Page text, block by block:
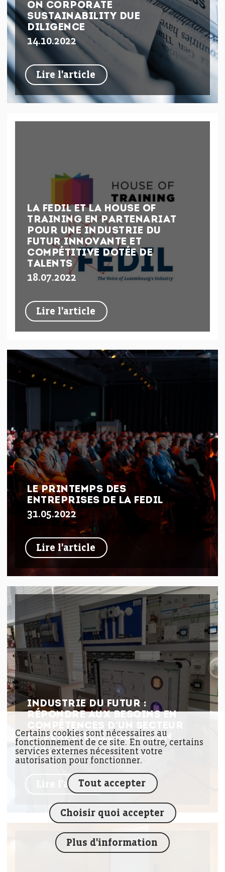
ON CORPORATE
SUSTAINABILITY DUE
DILIGENCE
Lire l'article
14.10.2022
LA FEDIL ET LA HOUSE OF
TRAINING EN PARTENARIAT
POUR UNE INDUSTRIE DU
FUTUR INNOVANTE ET
COMPÉTITIVE DOTÉE DE
TALENTS
Lire l'article
18.07.2022
LE PRINTEMPS DES
ENTREPRISES DE LA FEDIL
Lire l'article
31.05.2022
INDUSTRIE DU FUTUR :
RÉPONDRE AUX BESOINS EN
COMPÉTENCES D’UN SECTEUR
EN PERPÉTUELLE MUTATION
Lire l'article
13.04.2022
Certains cookies sont nécessaires au
fonctionnement de ce site. En outre, certains
services externes nécessitent votre
autorisation pour fonctionner.
Tout accepter
Choisir quoi accepter
Plus d'information